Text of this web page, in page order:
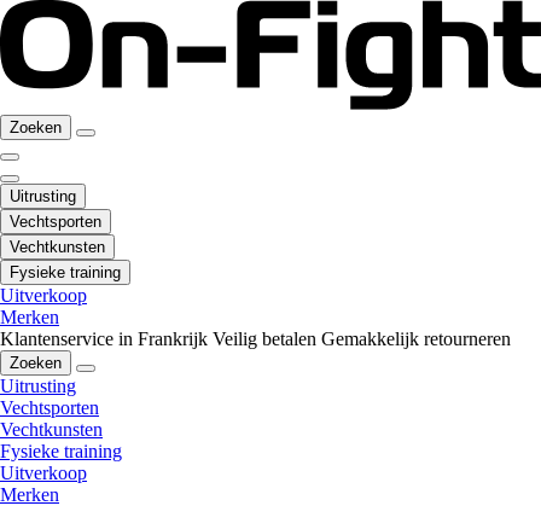
Zoeken
Uitrusting
Vechtsporten
Vechtkunsten
Fysieke training
Uitverkoop
Merken
Klantenservice in Frankrijk Veilig betalen Gemakkelijk retourneren
Zoeken
Uitrusting
Vechtsporten
Vechtkunsten
Fysieke training
Uitverkoop
Merken